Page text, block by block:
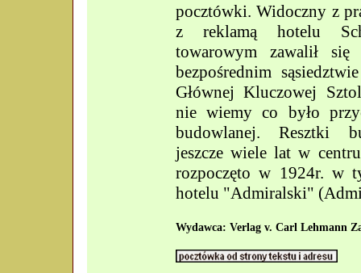
pocztówki. Widoczny z
z reklamą hotelu
towarowym zawalił
bezpośrednim
Głównej Kluczowej
nie wiemy co było
budowlanej. Resztki
jeszcze wiele lat w
rozpoczęto w 1924r. w
hotelu "Admiralski"
Wydawca: Verlag v. Carl Lehmann